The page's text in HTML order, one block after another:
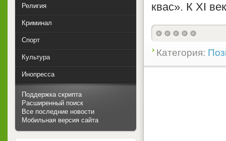
квас». К XI
Категория:
Религия
Криминал
Спорт
Культура
Инопресса
Поддержка скрипта
Расширенный поиск
Все последние новости
Мобильная версия сайта